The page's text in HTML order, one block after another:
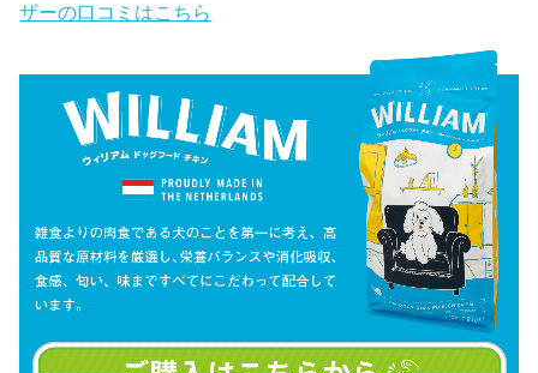
ザーの口コミはこちら